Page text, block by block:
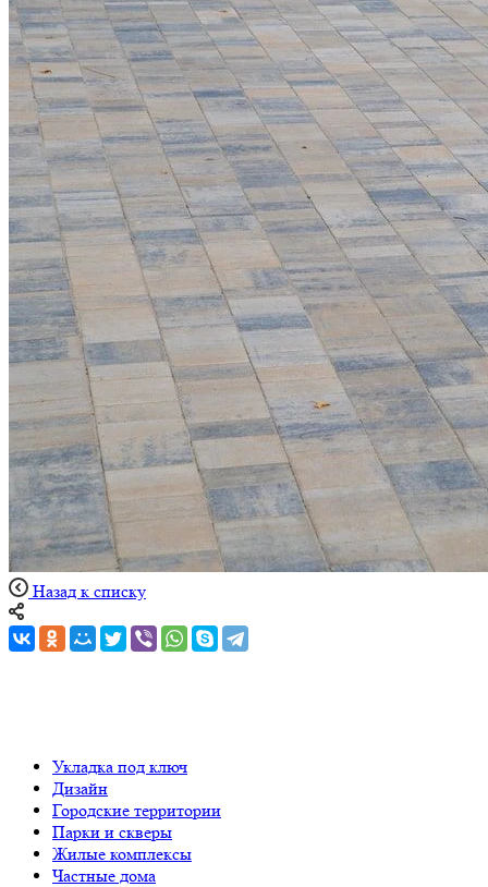
Назад к списку
Укладка под ключ
Дизайн
Городские территории
Парки и скверы
Жилые комплексы
Частные дома